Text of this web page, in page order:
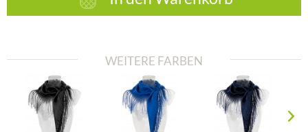
WEITERE FARBEN